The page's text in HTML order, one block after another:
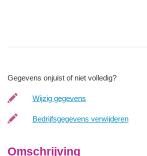
Gegevens onjuist of niet volledig?
Wijzig gegevens
Bedrijfsgegevens verwijderen
Omschrijving